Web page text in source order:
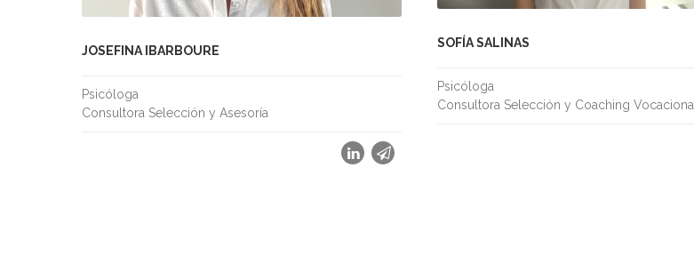
JOSEFINA IBARBOURE
Psicóloga
Consultora Selección y Asesoría
SOFÍA SALINAS
Psicóloga
Consultora Selección y Coaching Vocacional